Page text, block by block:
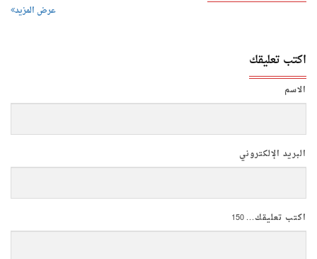
عرض المزيد
اكتب تعليقك
الاسم
البريد الإلكتروني
اكتب تعليقك...150